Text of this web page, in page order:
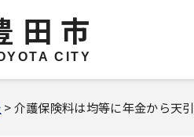
田市
CITY
> 介護保険料は均等に年金から天